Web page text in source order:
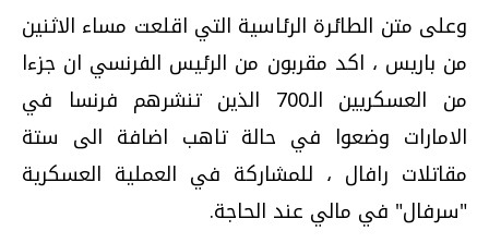
وعلى متن الطائرة الرئاسية التي اقلعت مساء الاثنين
من باريس ، اكد مقربون من الرئيس الفرنسي ان جزءا
من العسكريين الـ700 الذين تنشرهم فرنسا في
الامارات وضعوا في حالة تاهب اضافة الى ستة
مقاتلات رافال ، للمشاركة في العملية العسكرية
"سرفال" في مالي عند الحاجة.